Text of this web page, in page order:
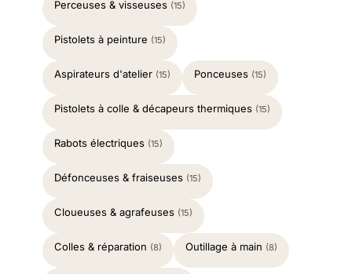
Perceuses & visseuses (15)
Pistolets à peinture (15)
Aspirateurs d'atelier (15) Ponceuses (15)
Pistolets à colle & décapeurs thermiques (15)
Rabots électriques (15)
Défonceuses & fraiseuses (15)
Cloueuses & agrafeuses (15)
Colles & réparation (8) Outillage à main (8)